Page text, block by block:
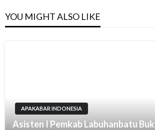
YOU MIGHT ALSO LIKE
APAKABAR INDONESIA
Asisten I Pemkab Labuhanbatu